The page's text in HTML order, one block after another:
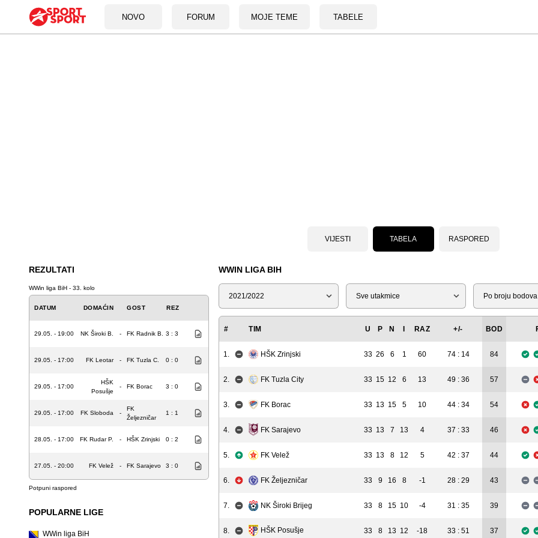
NOVO FORUM MOJE TEME TABELE
VIJESTI TABELA RASPORED
REZULTATI
WWin liga BiH - 33. kolo
DATUM DOMAĆIN GOST REZ
29.05. - 19:00 NK Široki B. - FK Radnik B. 3 : 3
29.05. - 17:00 FK Leotar - FK Tuzla C. 0 : 0
29.05. - 17:00
HŠK
Posušje
- FK Borac 3 : 0
29.05. - 17:00 FK Sloboda -
FK
Željezničar
1 : 1
28.05. - 17:00 FK Rudar P. - HŠK Zrinjski 0 : 2
27.05. - 20:00 FK Velež - FK Sarajevo 3 : 0
Potpuni raspored
POPULARNE LIGE
WWin liga BiH
WWIN LIGA BIH
Sezona Tip Liga
# TIM U P N RAZ +/- BOD
1. HŠK Zrinjski 33 26 6 1 60 74 : 14 84
2. FK Tuzla City 33 15 12 6 13 49 : 36 57
3. FK Borac 33 13 15 5 10 44 : 34 54
4. FK Sarajevo 33 13 7 13 4 37 : 33 46
5. FK Velež 33 13 8 12 5 42 : 37 44
6. FK Željezničar 33 9 16 8 -1 28 : 29 43
7. NK Široki Brijeg 33 8 15 10 -4 31 : 35 39
8. HŠK Posušje 33 8 13 12 -18 33 : 51 37